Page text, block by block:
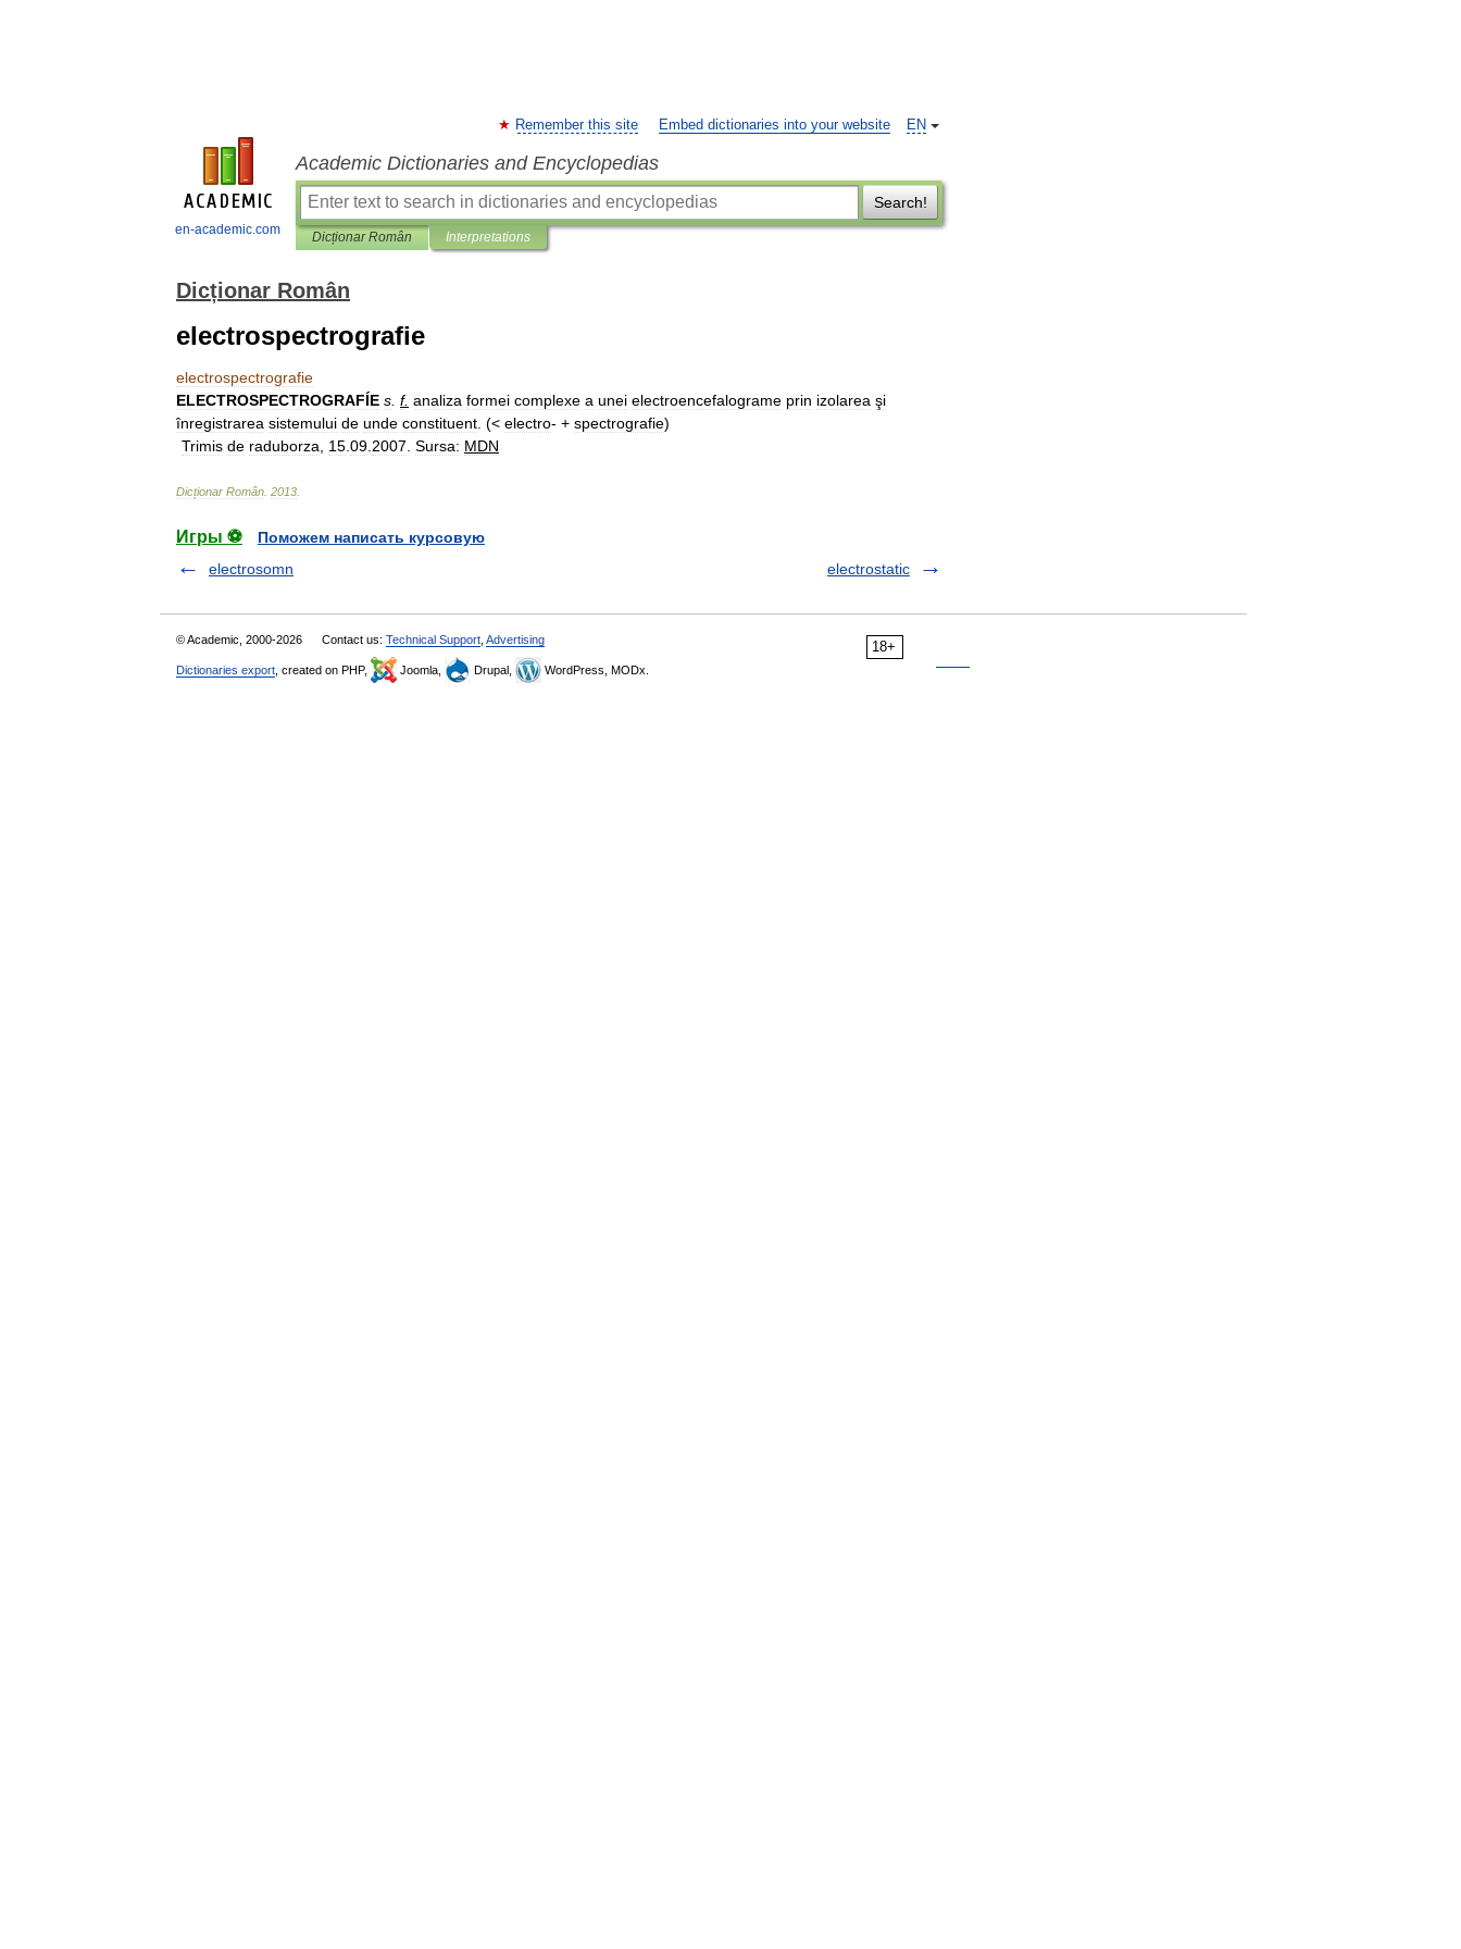
en-academic.com
EN
Remember this site Embed dictionaries into your website
Academic Dictionaries and Encyclopedias
Search!
Dicționar Român Interpretations
Dicționar Român
electrospectrografie
electrospectrografie
ELECTROSPECTROGRAFÍE s f. analiza formei complexe a unei electroencefalograme prin izolarea şi
înregistrarea sistemului de unde constituent . (< electro- + spectrografie)
Trimis de raduborza 15 09 2007 Sursa: MDN
Dicționar Român 2013
Игры ⚽
Поможем написать курсовую
electrosomn
electrostatic
18+
© Academic, 2000-2026 Contact us: Technical Support Advertising
Dictionaries export , created on PHP, Joomla, Drupal, WordPress, MODx.